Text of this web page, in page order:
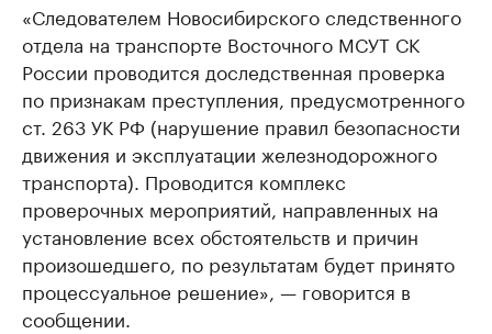
«Следователем Новосибирского следственного
отдела на транспорте Восточного МСУТ СК
России проводится доследственная проверка
по признакам преступления, предусмотренного
ст. 263 УК РФ (нарушение правил безопасности
движения и эксплуатации железнодорожного
транспорта). Проводится комплекс
проверочных мероприятий, направленных на
установление всех обстоятельств и причин
произошедшего, по результатам будет принято
процессуальное решение», — говорится в
сообщении.